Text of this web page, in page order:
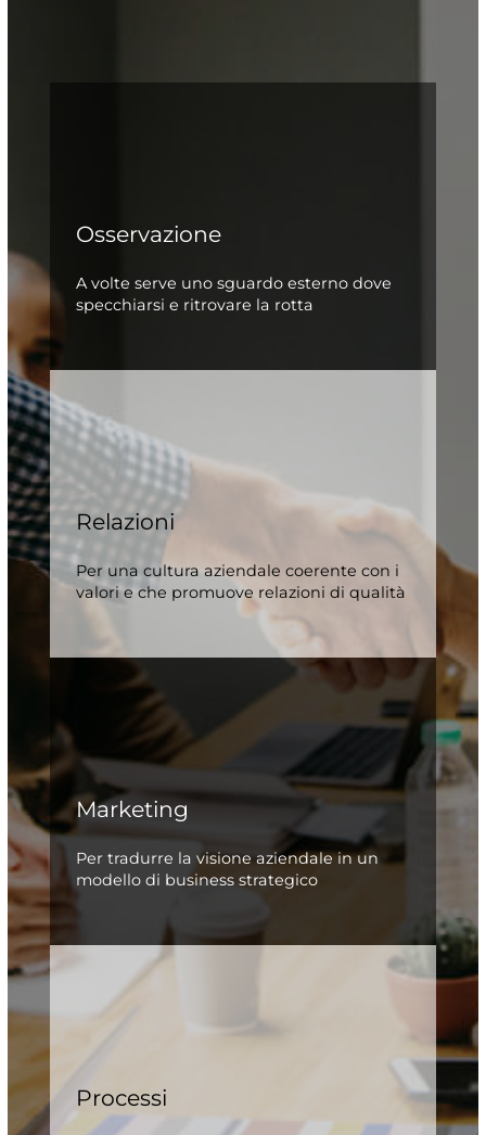
Osservazione
A volte serve uno sguardo esterno dove
specchiarsi e ritrovare la rotta
Relazioni
Per una cultura aziendale coerente con i
valori e che promuove relazioni di qualità
Marketing
Per tradurre la visione aziendale in un
modello di business strategico
Processi